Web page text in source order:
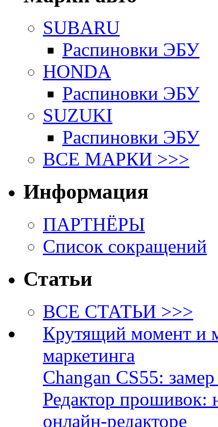
SUBARU
Распиновки ЭБУ
HONDA
Распиновки ЭБУ
SUZUKI
Распиновки ЭБУ
ВСЕ МАРКИ >>>
Информация
ПАРТНЁРЫ
Список сокращений
Статьи
ВСЕ СТАТЬИ >>>
Крутящий момент и
маркетинга
Changan CS55:
Редактор прошивок:
онлайн-редакторе